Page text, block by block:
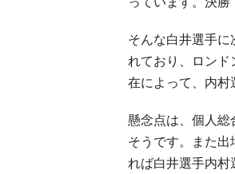
そんな白井選手
れており、ロン
在によって、内村
懸念点は、個人総
そうです。また
れば白井選手内